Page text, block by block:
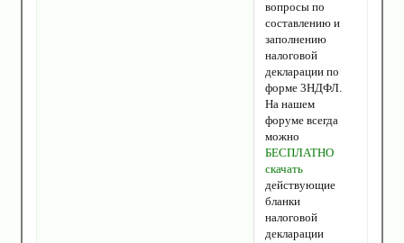
вопросы по
составлению и
заполнению
налоговой
декларации по
форме 3НДФЛ.
На нашем
форуме всегда
можно
БЕСПЛАТНО
скачать
действующие
бланки
налоговой
декларации